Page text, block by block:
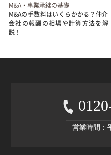
M&A・事業承継の基礎
M&Aの手数料はいくらかかる？仲介
会社の報酬の相場や計算方法を解
説！
営業時間：